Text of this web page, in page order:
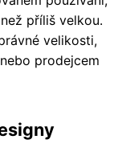
příliš velkou.
velikosti,
prodejcem